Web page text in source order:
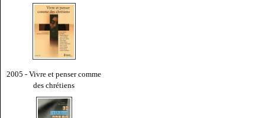
2005 - Vivre et penser comme
des chrétiens